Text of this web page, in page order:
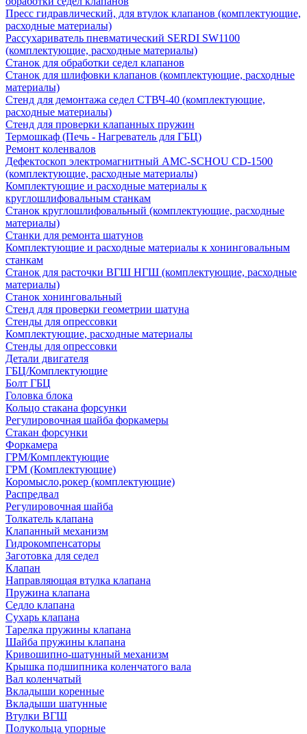
Пресс гидравлический, для втулок клапанов (комплектующие,
расходные материалы)
Рассухариватель пневматический SERDI SW1100
(комплектующие, расходные материалы)
Станок для обработки седел клапанов
Станок для шлифовки клапанов (комплектующие, расходные
материалы)
Стенд для демонтажа седел СТВЧ-40 (комплектующие,
расходные материалы)
Стенд для проверки клапанных пружин
Термошкаф (Печь - Нагреватель для ГБЦ)
Ремонт коленвалов
Дефектоскоп электромагнитный AMC-SCHOU CD-1500
(комплектующие, расходные материалы)
Комплектующие и расходные материалы к
круглошлифовальным станкам
Станок круглошлифовальный (комплектующие, расходные
материалы)
Станки для ремонта шатунов
Комплектующие и расходные материалы к хонинговальным
станкам
Станок для расточки ВГШ НГШ (комплектующие, расходные
материалы)
Станок хонинговальный
Стенд для проверки геометрии шатуна
Стенды для опрессовки
Комплектующие, расходные материалы
Стенды для опрессовки
Детали двигателя
ГБЦ/Комплектующие
Болт ГБЦ
Головка блока
Кольцо стакана форсунки
Регулировочная шайба форкамеры
Стакан форсунки
Форкамера
ГРМ/Комплектующие
ГРМ (Комплектующие)
Коромысло,рокер (комплектующие)
Распредвал
Регулировочная шайба
Толкатель клапана
Клапанный механизм
Гидрокомпенсаторы
Заготовка для седел
Клапан
Направляющая втулка клапана
Пружина клапана
Седло клапана
Сухарь клапана
Тарелка пружины клапана
Шайба пружины клапана
Кривошипно-шатунный механизм
Крышка подшипника коленчатого вала
Вал коленчатый
Вкладыши коренные
Вкладыши шатунные
Втулки ВГШ
Полукольца упорные